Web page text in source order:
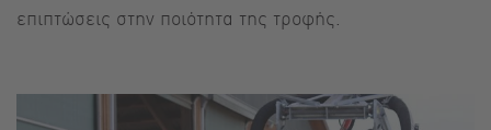
επιπτώσεις στην ποιότητα της τροφής.